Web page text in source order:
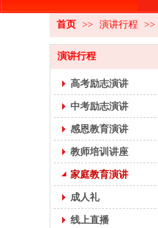
首页 >> 演讲行程 >>
演讲行程
高考励志演讲
中考励志演讲
感恩教育演讲
教师培训讲座
家庭教育演讲
成人礼
线上直播